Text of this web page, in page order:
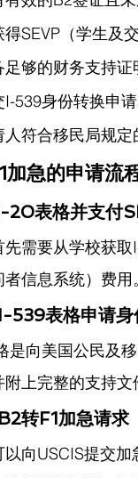
得SEVP（学生及
足够的财务支持证
I-539身份转换申
人符合移民局规定
加急的申请流
20表格并支付
先需要从学校获
信息系统）费用。
539表格申请身
是向美国公民及
上完整的支持文
转F1加急请求
以向USCIS提交